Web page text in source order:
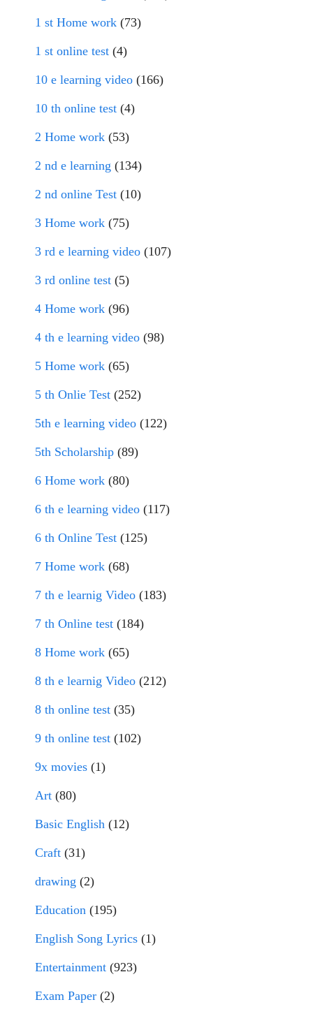
1 st Home work (73)
1 st online test (4)
10 e learning video (166)
10 th online test (4)
2 Home work (53)
2 nd e learning (134)
2 nd online Test (10)
3 Home work (75)
3 rd e learning video (107)
3 rd online test (5)
4 Home work (96)
4 th e learning video (98)
5 Home work (65)
5 th Onlie Test (252)
5th e learning video (122)
5th Scholarship (89)
6 Home work (80)
6 th e learning video (117)
6 th Online Test (125)
7 Home work (68)
7 th e learnig Video (183)
7 th Online test (184)
8 Home work (65)
8 th e learnig Video (212)
8 th online test (35)
9 th online test (102)
9x movies (1)
Art (80)
Basic English (12)
Craft (31)
drawing (2)
Education (195)
English Song Lyrics (1)
Entertainment (923)
Exam Paper (2)